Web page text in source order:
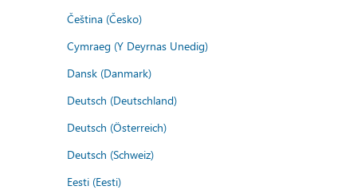
Čeština (Česko)
Cymraeg (Y Deyrnas Unedig)
Dansk (Danmark)
Deutsch (Deutschland)
Deutsch (Österreich)
Deutsch (Schweiz)
Eesti (Eesti)